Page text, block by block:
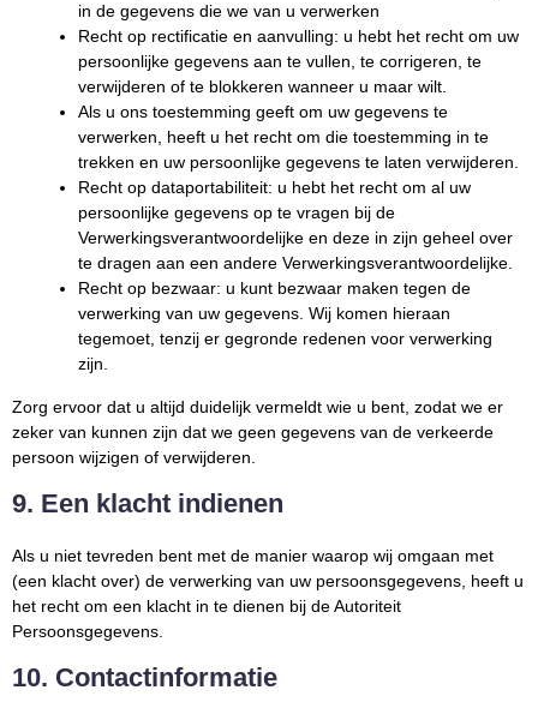
in de gegevens die we van u verwerken
Recht op rectificatie en aanvulling: u hebt het recht om uw
persoonlijke gegevens aan te vullen, te corrigeren, te
verwijderen of te blokkeren wanneer u maar wilt.
Als u ons toestemming geeft om uw gegevens te
verwerken, heeft u het recht om die toestemming in te
trekken en uw persoonlijke gegevens te laten verwijderen.
Recht op dataportabiliteit: u hebt het recht om al uw
persoonlijke gegevens op te vragen bij de
Verwerkingsverantwoordelijke en deze in zijn geheel over
te dragen aan een andere Verwerkingsverantwoordelijke.
Recht op bezwaar: u kunt bezwaar maken tegen de
verwerking van uw gegevens. Wij komen hieraan
tegemoet, tenzij er gegronde redenen voor verwerking
zijn.
Zorg ervoor dat u altijd duidelijk vermeldt wie u bent, zodat we er
zeker van kunnen zijn dat we geen gegevens van de verkeerde
persoon wijzigen of verwijderen.
9. Een klacht indienen
Als u niet tevreden bent met de manier waarop wij omgaan met
(een klacht over) de verwerking van uw persoonsgegevens, heeft u
het recht om een klacht in te dienen bij de Autoriteit
Persoonsgegevens.
10. Contactinformatie